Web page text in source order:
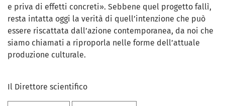
e priva di effetti concreti». Sebbene quel progetto fallì,
resta intatta oggi la verità di quell’intenzione che può
essere riscattata dall’azione contemporanea, da noi che
siamo chiamati a riproporla nelle forme dell’attuale
produzione culturale.
Il Direttore scientifico